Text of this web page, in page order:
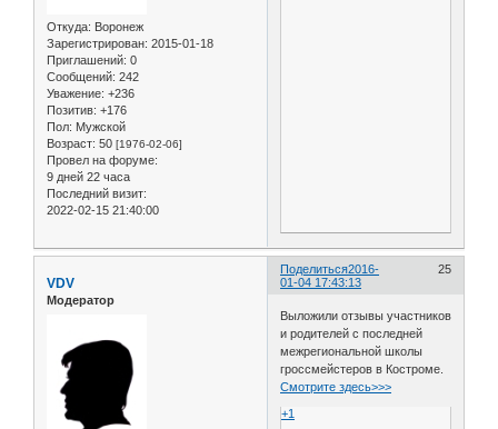
Откуда: Воронеж
Зарегистрирован: 2015-01-18
Приглашений: 0
Сообщений: 242
Уважение: +236
Позитив: +176
Пол: Мужской
Возраст: 50 [1976-02-06]
Провел на форуме:
9 дней 22 часа
Последний визит:
2022-02-15 21:40:00
Поделиться 25
2016-
01-04 17:43:13
VDV
Модератор
Выложили отзывы участников
и родителей с последней
межрегиональной школы
гроссмейстеров в Костроме.
Смотрите здесь>>>
+1